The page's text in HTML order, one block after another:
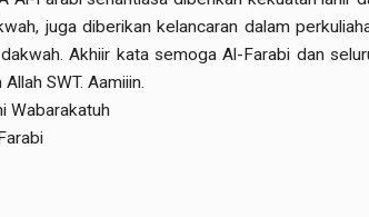
juga diberikan kelancaran dalam
Akhiir kata semoga Al-Farabi dan
SWT. Aamiiin.
Wabarakatuh